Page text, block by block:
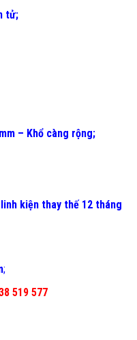
tử;
– Khổ càng rộng;
kiện thay thế 12 tháng
;
519 577